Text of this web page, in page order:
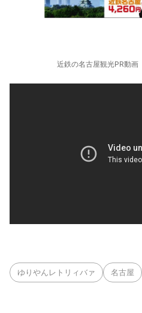
近鉄の名古屋観光PR動画
ゆりやんレトリィバァ 名古屋